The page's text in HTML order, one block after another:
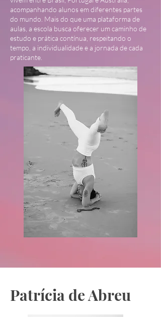
acompanhando alunos em diferentes partes
do mundo. Mais do que uma plataforma de
aulas, a escola busca oferecer um caminho de
estudo e prática contínua, respeitando o
tempo, a individualidade e a jornada de cada
praticante.
Patrícia de Abreu